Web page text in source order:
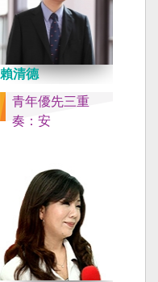
賴清德
青年優先三重
奏：安